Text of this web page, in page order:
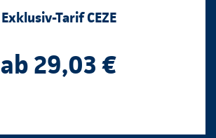
Exklusiv-Tarif CEZE
ab 29,03 €